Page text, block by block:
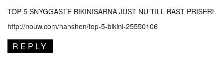
TOP 5 SNYGGASTE BIKINISARNA JUST NU TILL BÄST PRISER!
http://nouw.com/hanshen/top-5-bikini-25550106
REPLY